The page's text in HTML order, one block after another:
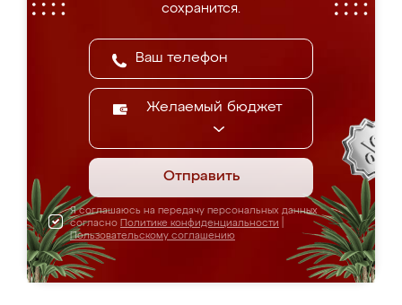
сохранится.
Желаемый бюджет
Отправить
Я соглашаюсь на передачу персональных данных
согласно Политике конфиденциальности
Пользовательскому соглашению